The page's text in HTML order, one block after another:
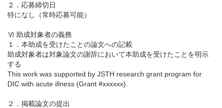
２．応募締切日
特になし（常時応募可能）
Ⅵ 助成対象者の義務
１．本助成を受けたことの論文への記載
助成対象者は対象論文の謝辞において本助成を受けたことを明示
する
This work was supported by JSTH research grant program for
DIC with acute illness (Grant #xxxxxx).
２．掲載論文の提出